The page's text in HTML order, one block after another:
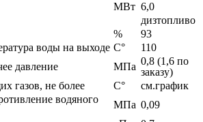
MВт 6,0
дизтопливо
%
93
воды на выходе С°
110
давление
МПа 0,8 (1,6 по
заказу)
газов, не более
С°
см.график
водяного
МПа 0,09